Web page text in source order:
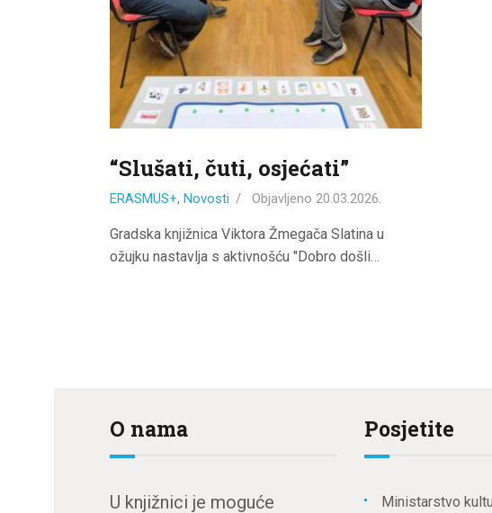
“Slušati, čuti, osjećati”
ERASMUS+, Novosti Objavljeno 20.03.2026.
Gradska knjižnica Viktora Žmegača Slatina u
ožujku nastavlja s aktivnošću "Dobro došli…
O nama
U knjižnici je moguće
Posjetite
Ministarstvo